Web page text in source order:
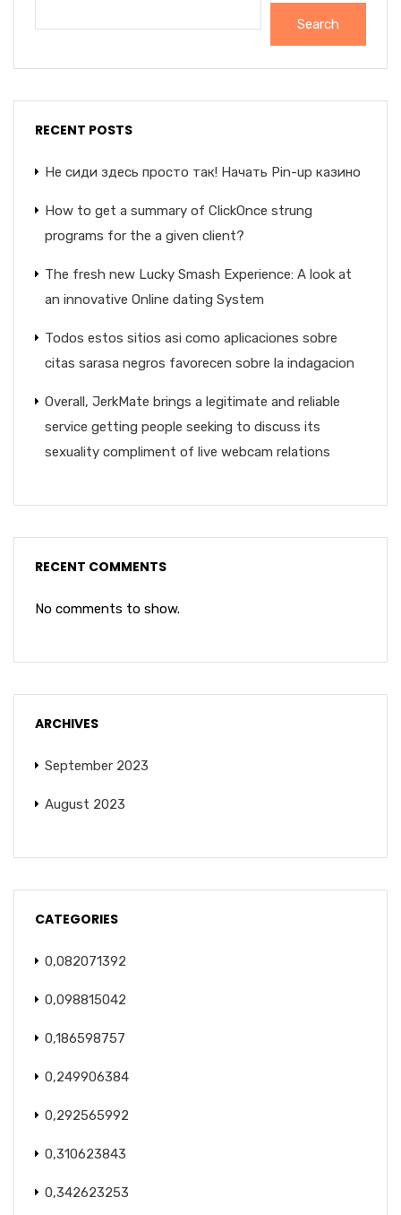
Search
RECENT POSTS
Не сиди здесь просто так! Начать Pin-up казино
How to get a summary of ClickOnce strung
programs for the a given client?
The fresh new Lucky Smash Experience: A look at
an innovative Online dating System
Todos estos sitios asi­ como aplicaciones sobre
citas sarasa negros favorecen sobre la indagacion
Overall, JerkMate brings a legitimate and reliable
service getting people seeking to discuss its
sexuality compliment of live webcam relations
RECENT COMMENTS
No comments to show.
ARCHIVES
September 2023
August 2023
CATEGORIES
0,082071392
0,098815042
0,186598757
0,249906384
0,292565992
0,310623843
0,342623253